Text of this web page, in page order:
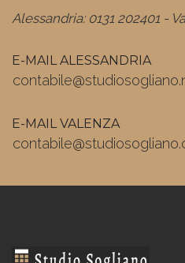
Alessandria: 0131 202401 -
E-MAIL ALESSANDRIA
E-MAIL VALENZA